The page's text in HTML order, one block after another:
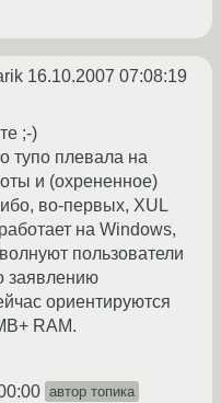
16.10.2007 07:08:19
;-)
тупо плевала на
и (охрененное)
во-первых, XUL
на Windows,
пользователи
заявлению
ориентируются
RAM.
автор топика